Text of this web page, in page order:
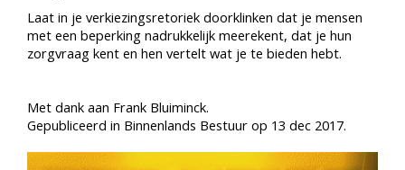
Laat in je verkiezingsretoriek doorklinken dat je mensen
met een beperking nadrukkelijk meerekent, dat je hun
zorgvraag kent en hen vertelt wat je te bieden hebt.
Met dank aan Frank Bluiminck.
Gepubliceerd in Binnenlands Bestuur op 13 dec 2017.